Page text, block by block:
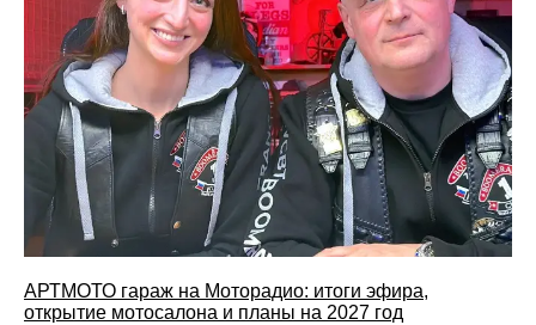
АРТМОТО гараж на Моторадио: итоги эфира,
открытие мотосалона и планы на 2027 год